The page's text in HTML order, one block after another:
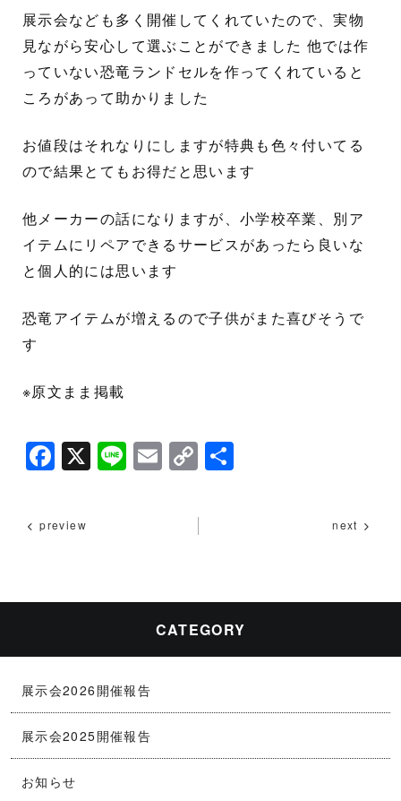
展示会なども多く開催してくれていたので、実物
見ながら安心して選ぶことができました 他では作
っていない恐竜ランドセルを作ってくれていると
ころがあって助かりました
お値段はそれなりにしますが特典も色々付いてる
ので結果とてもお得だと思います
他メーカーの話になりますが、小学校卒業、別ア
イテムにリペアできるサービスがあったら良いな
と個人的には思います
恐竜アイテムが増えるので子供がまた喜びそうで
す
※原文まま掲載
F
a
c
e
o
k
X Li
n
E
m
C
o
p
y
n
k
preview next
CATEGORY
展示会2026開催報告
展示会2025開催報告
お知らせ